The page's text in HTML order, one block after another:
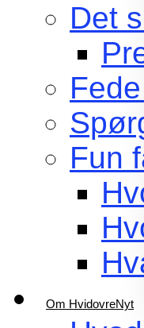
Det
Fun
Om HvidovreNyt